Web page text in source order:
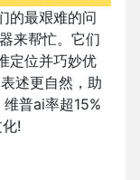
的最艰难的问
来帮忙。它们
定位并巧妙优
述更自然，助
普ai率超15%
!